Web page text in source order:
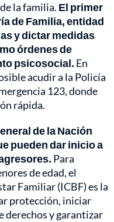
la familia. El primer
de Familia, entidad
y dictar medidas
órdenes de
psicosocial. En
acudir a la Policía
123, donde
rápida.
de la Nación
pueden dar inicio a
Para
de edad, el
Familiar (ICBF) es la
protección, iniciar
derechos y garantizar